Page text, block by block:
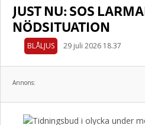
JUST NU: SOS
NÖDSITUATION
BLÅLJUS 29 juli 2026 18.37
Annons: